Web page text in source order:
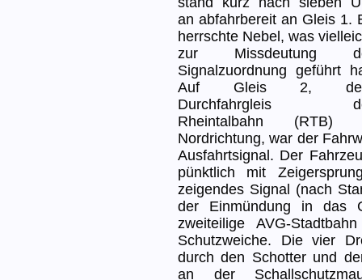
an abfahrbereit an Gleis 1.
herrschte Nebel, was
zur Missdeutung
Signalzuordnung geführt
Auf Gleis 2,
Durchfahrgleis
Rheintalbahn (RTB)
Nordrichtung, war der
Ausfahrtsignal. Der
pünktlich mit
zeigendes Signal (nach
der Einmündung in das
zweiteilige AVG-
Schutzweiche. Die vier
durch den Schotter und
an der